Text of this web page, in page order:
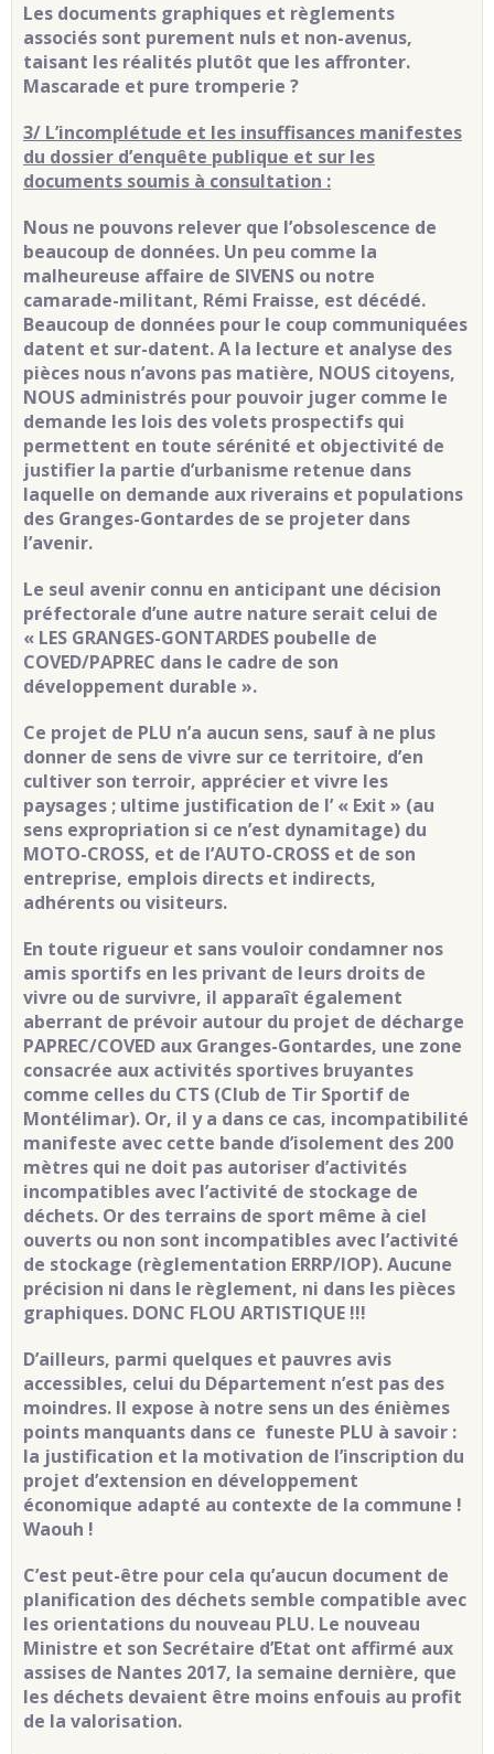
Les documents graphiques et règlements
associés sont purement nuls et non-avenus,
taisant les réalités plutôt que les affronter.
Mascarade et pure tromperie ?
3/ L’incomplétude et les insuffisances manifestes
du dossier d’enquête publique et sur les
documents soumis à consultation :
Nous ne pouvons relever que l’obsolescence de
beaucoup de données. Un peu comme la
malheureuse affaire de SIVENS ou notre
camarade-militant, Rémi Fraisse, est décédé.
Beaucoup de données pour le coup communiquées
datent et sur-datent. A la lecture et analyse des
pièces nous n’avons pas matière, NOUS citoyens,
NOUS administrés pour pouvoir juger comme le
demande les lois des volets prospectifs qui
permettent en toute sérénité et objectivité de
justifier la partie d’urbanisme retenue dans
laquelle on demande aux riverains et populations
des Granges-Gontardes de se projeter dans
l’avenir.
Le seul avenir connu en anticipant une décision
préfectorale d’une autre nature serait celui de
« LES GRANGES-GONTARDES poubelle de
COVED/PAPREC dans le cadre de son
développement durable ».
Ce projet de PLU n’a aucun sens, sauf à ne plus
donner de sens de vivre sur ce territoire, d’en
cultiver son terroir, apprécier et vivre les
paysages ; ultime justification de l’ « Exit » (au
sens expropriation si ce n’est dynamitage) du
MOTO-CROSS, et de l’AUTO-CROSS et de son
entreprise, emplois directs et indirects,
adhérents ou visiteurs.
En toute rigueur et sans vouloir condamner nos
amis sportifs en les privant de leurs droits de
vivre ou de survivre, il apparaît également
aberrant de prévoir autour du projet de décharge
PAPREC/COVED aux Granges-Gontardes, une zone
consacrée aux activités sportives bruyantes
comme celles du CTS (Club de Tir Sportif de
Montélimar). Or, il y a dans ce cas, incompatibilité
manifeste avec cette bande d’isolement des 200
mètres qui ne doit pas autoriser d’activités
incompatibles avec l’activité de stockage de
déchets. Or des terrains de sport même à ciel
ouverts ou non sont incompatibles avec l’activité
de stockage (règlementation ERRP/IOP). Aucune
précision ni dans le règlement, ni dans les pièces
graphiques. DONC FLOU ARTISTIQUE !!!
D’ailleurs, parmi quelques et pauvres avis
accessibles, celui du Département n’est pas des
moindres. Il expose à notre sens un des énièmes
points manquants dans ce funeste PLU à savoir :
la justification et la motivation de l’inscription du
projet d’extension en développement
économique adapté au contexte de la commune !
Waouh !
C’est peut-être pour cela qu’aucun document de
planification des déchets semble compatible avec
les orientations du nouveau PLU. Le nouveau
Ministre et son Secrétaire d’Etat ont affirmé aux
assises de Nantes 2017, la semaine dernière, que
les déchets devaient être moins enfouis au profit
de la valorisation.